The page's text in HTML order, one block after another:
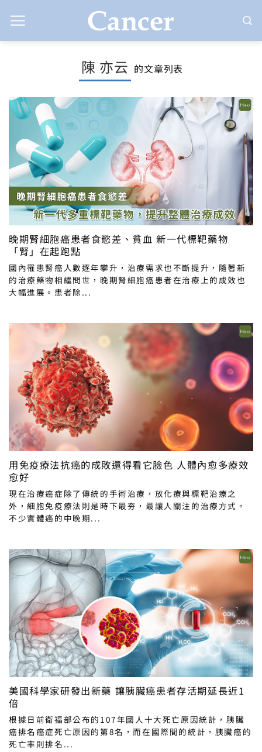
to
陳 亦云 的文章列表
晚期腎細胞癌患者食慾差、貧血 新一代標靶藥物
「腎」在起跑點
國內罹患腎癌人數逐年攀升，治療需求也不斷提升，隨著新
的治療藥物相繼問世，晚期腎細胞癌患者在治療上的成效也
大幅進展。患者除...
用免疫療法抗癌的成敗還得看它臉色 人體內愈多療效
愈好
現在治療癌症除了傳統的手術治療，放化療與標靶治療之
外，細胞免疫療法則是時下最夯，最讓人關注的治療方式。
不少實體癌的中晚期...
美國科學家研發出新藥 讓胰臟癌患者存活期延長近1
倍
根據日前衛福部公布的107年國人十大死亡原因統計，胰臟
癌排名癌症死亡原因的第8名，而在國際間的統計，胰臟癌的
死亡率則排名...